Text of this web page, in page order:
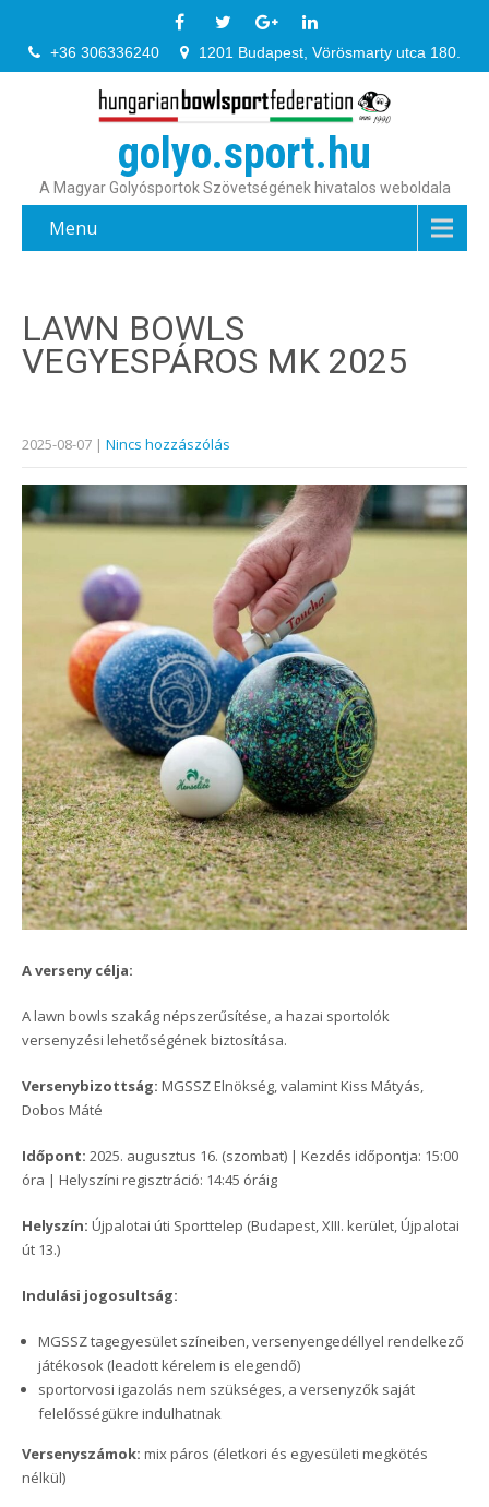
+36 306336240 1201 Budapest, Vörösmarty utca 180.
golyo.sport.hu
A Magyar Golyósportok Szövetségének hivatalos weboldala
Menu
LAWN BOWLS
VEGYESPÁROS MK 2025
2025-08-07 | Nincs hozzászólás
A verseny célja:
A lawn bowls szakág népszerűsítése, a hazai sportolók
versenyzési lehetőségének biztosítása.
Versenybizottság: MGSSZ Elnökség, valamint Kiss Mátyás,
Dobos Máté
Időpont: 2025. augusztus 16. (szombat) | Kezdés időpontja: 15:00
óra | Helyszíni regisztráció: 14:45 óráig
Helyszín: Újpalotai úti Sporttelep (Budapest, XIII. kerület, Újpalotai
út 13.)
Indulási jogosultság:
MGSSZ tagegyesület színeiben, versenyengedéllyel rendelkező
játékosok (leadott kérelem is elegendő)
sportorvosi igazolás nem szükséges, a versenyzők saját
felelősségükre indulhatnak
Versenyszámok: mix páros (életkori és egyesületi megkötés
nélkül)